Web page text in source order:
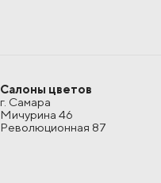
Салоны цветов
г. Самара
Мичурина 46
Революционная 87